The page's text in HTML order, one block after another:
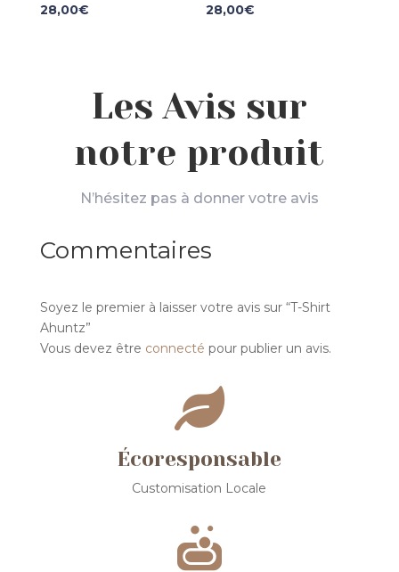
28,00€ 28,00€
Les Avis sur
notre produit
N’hésitez pas à donner votre avis
Commentaires
Soyez le premier à laisser votre avis sur “T-Shirt
Ahuntz”
Vous devez être connecté pour publier un avis.

Écoresponsable
Customisation Locale
